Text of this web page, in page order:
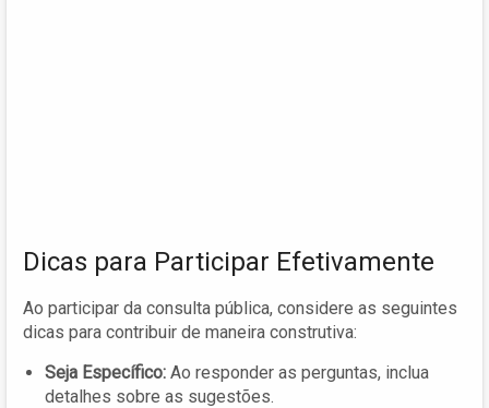
Dicas para Participar Efetivamente
Ao participar da consulta pública, considere as seguintes
dicas para contribuir de maneira construtiva:
Seja Específico: Ao responder as perguntas, inclua
detalhes sobre as sugestões.